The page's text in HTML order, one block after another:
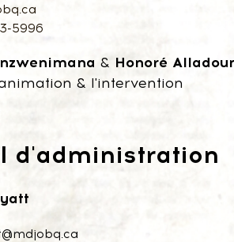
5996​
& Honoré
& l'intervention
d'administration